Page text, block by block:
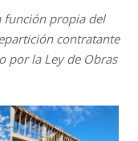
función propia del
contratante
por la Ley de Obras